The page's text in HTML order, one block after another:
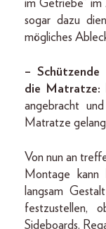
im Getriebe” im
sogar dazu
mögliches
–
die Matratze:
angebracht
Matratze
Von nun an
Montage
langsam
festzustellen,
Sideboards,